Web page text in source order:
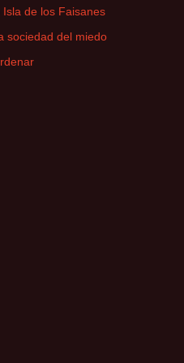
Isla de los Faisanes
sociedad del miedo